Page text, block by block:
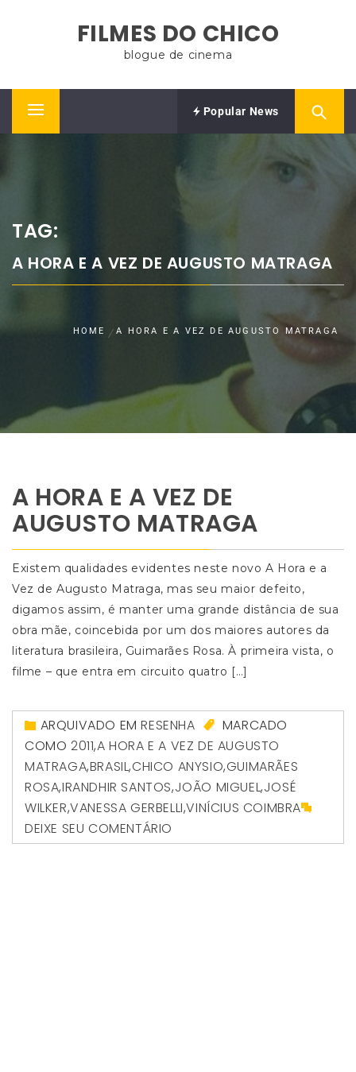
FILMES DO CHICO
blogue de cinema
Primary
Popular News
TAG:
A HORA E A VEZ DE AUGUSTO MATRAGA
HOME A HORA E A VEZ DE AUGUSTO MATRAGA
A HORA E A VEZ DE
AUGUSTO MATRAGA
Existem qualidades evidentes neste novo A Hora e a
Vez de Augusto Matraga, mas seu maior defeito,
digamos assim, é manter uma grande distância de sua
obra mãe, coincebida por um dos maiores autores da
literatura brasileira, Guimarães Rosa. À primeira vista, o
filme – que entra em circuito quatro […]
ARQUIVADO EMRESENHA
MARCADO
COMO 2011,A HORA E A VEZ DE AUGUSTO
MATRAGA,BRASIL,CHICO ANYSIO,GUIMARÃES
ROSA,IRANDHIR SANTOS,JOÃO MIGUEL,JOSÉ
WILKER,VANESSA GERBELLI,VINÍCIUS COIMBRA
DEIXE SEU COMENTÁRIO